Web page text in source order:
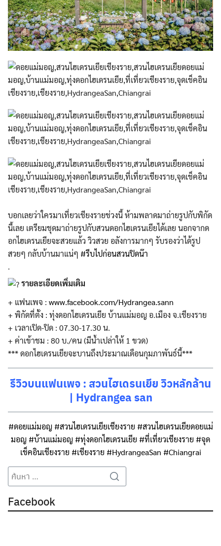
บอกเลยว่าใครมาเที่ยวเชียงรายช่วงนี้ ห้ามพลาดมาถ่ายรูปกับพิกัด
นี้เลย เตรียมชุดมาถ่ายรูปกับสวนดอกไฮเดรนเยียได้เลย นอกจากด
อกไฮเดรนเยียจะสวยแล้ว วิวสวย อลังการมากๆ รับรองว่าได้รูป
สวยๆ กลับบ้านมาแน่ๆ #รีบไปก่อนสวนปิดน๊า
.
รายละเอียดเพิ่มเติม
+ แฟนเพจ : www.facebook.com/Hydrangea.sann
+ พิกัดที่ตั้ง : ทุ่งดอกไฮเดรนเยีย บ้านแม่มอญ อ.เมือง จ.เชียงราย
+ เวลาเปิด-ปิด : 07.30-17.30 น.
+ ค่าเข้าชม : 80 บ./คน (มีน้ำเปล่าให้ 1 ขวด)
*** ดอกไฮเดรนเยียจะบานถึงประมาณเดือนกุมภาพันธ์นี้***
รีวิวบนแฟนเพจ : สวนไฮเดรนเยีย วิวหลักล้าน
| Hydrangea san
#ดอยแม่มอญ #สวนไฮเดรนเยียเชียงราย #สวนไฮเดรนเยียดอยแม่
มอญ#บ้านแม่มอญ#ทุ่งดอกไฮเดรนเยีย #ที่เที่ยวเชียงราย #จุด
เช็คอินเชียงราย #เชียงราย #HydrangeaSan #Chiangrai
Search
for:
Search
Facebook